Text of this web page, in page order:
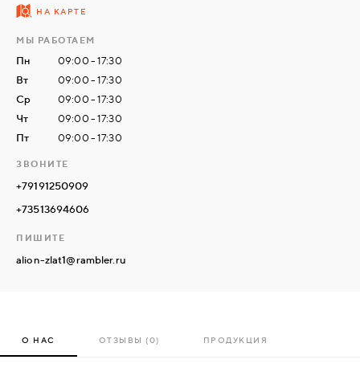
ИНТЕРЕСНЫЕ
НАМИ
МОСКВА
НА КАРТЕ
МЫ РАБОТАЕМ
Пн
09:00 - 17:30
Вт
09:00 - 17:30
Ср
09:00 - 17:30
Чт
09:00 - 17:30
Пт
09:00 - 17:30
ЗВОНИТЕ
+79191250909
+73513694606
ПИШИТЕ
alion-zlat1@rambler.ru
О НАС ОТЗЫВЫ (0) ПРОДУКЦИЯ